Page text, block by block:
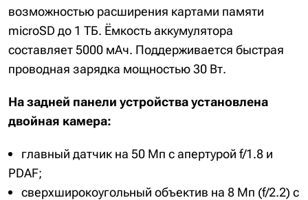
возможностью расширения картами памяти
microSD до 1 ТБ. Ёмкость аккумулятора
составляет 5000 мАч. Поддерживается быстрая
проводная зарядка мощностью 30 Вт.
На задней панели устройства установлена ​​
двойная камера:
главный датчик на 50 Мп с апертурой f/1.8 и
PDAF;
сверхширокоугольный объектив на 8 Мп (f/2.2) с